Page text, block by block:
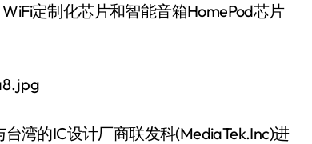
定制化芯片和智能音箱HomePod芯片
湾的IC设计厂商联发科(MediaTek.Inc)进